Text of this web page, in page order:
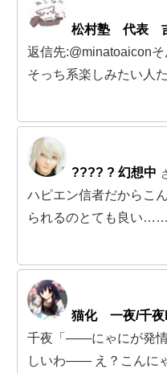
松村塾 代表
返信先:@minatoaiconそ
そっち系楽しみたい人
???? ? 幻想中
ハピエン信者だからこ
られるのとても良い……
猫化 一夜/千
千夜「――にゃにが発情
しいわ―― え？こんに